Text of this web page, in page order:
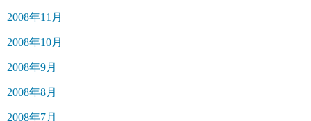
2008年11月
2008年10月
2008年9月
2008年8月
2008年7月